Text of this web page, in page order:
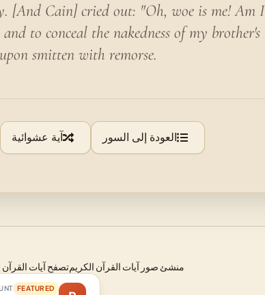
[And Cain] cried out: "Oh, woe is me! Am I
to conceal the nakedness of my brother's
smitten with remorse.
العودة إلى السور آية عشوائية
منشئ صور آيات القرآن الكريمتصفح آيات القرآن
FEATURED